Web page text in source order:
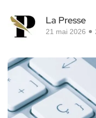
La Presse
21 mai 2026